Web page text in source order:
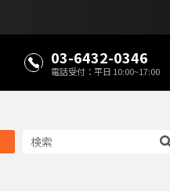
03-6432-0346
電話受付：平日 10:00~17:00